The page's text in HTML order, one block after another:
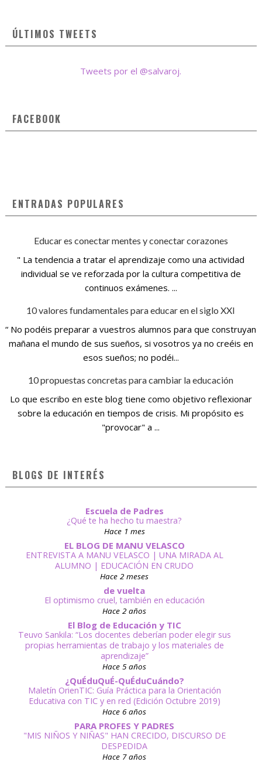
ÚLTIMOS TWEETS
Tweets por el @salvaroj.
FACEBOOK
ENTRADAS POPULARES
Educar es conectar mentes y conectar corazones
" La tendencia a tratar el aprendizaje como una actividad
individual se ve reforzada por la cultura competitiva de
continuos exámenes. ...
10 valores fundamentales para educar en el siglo XXI
“ No podéis preparar a vuestros alumnos para que construyan
mañana el mundo de sus sueños, si vosotros ya no creéis en
esos sueños; no podéi...
10 propuestas concretas para cambiar la educación
Lo que escribo en este blog tiene como objetivo reflexionar
sobre la educación en tiempos de crisis. Mi propósito es
"provocar" a ...
BLOGS DE INTERÉS
Escuela de Padres
¿Qué te ha hecho tu maestra?
Hace 1 mes
EL BLOG DE MANU VELASCO
ENTREVISTA A MANU VELASCO | UNA MIRADA AL
ALUMNO | EDUCACIÓN EN CRUDO
Hace 2 meses
de vuelta
El optimismo cruel, también en educación
Hace 2 años
El Blog de Educación y TIC
Teuvo Sankila: “Los docentes deberían poder elegir sus
propias herramientas de trabajo y los materiales de
aprendizaje”
Hace 5 años
¿QuÉduQuÉ-QuÉduCuándo?
Maletín OrienTIC: Guía Práctica para la Orientación
Educativa con TIC y en red (Edición Octubre 2019)
Hace 6 años
PARA PROFES Y PADRES
"MIS NIÑOS Y NIÑAS" HAN CRECIDO, DISCURSO DE
DESPEDIDA
Hace 7 años